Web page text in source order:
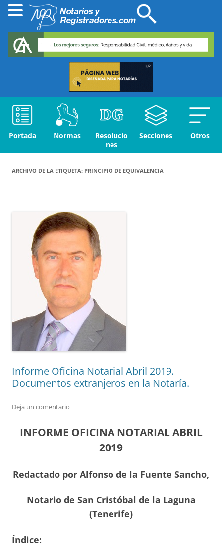
Portada Normas
Resolucio
nes
Secciones Otros
ARCHIVO DE LA ETIQUETA: PRINCIPIO DE EQUIVALENCIA
Informe Oficina Notarial Abril 2019.
Documentos extranjeros en la Notaría.
Deja un comentario
INFORME OFICINA NOTARIAL ABRIL
2019
Redactado por Alfonso de la Fuente Sancho,
Notario de San Cristóbal de la Laguna
(Tenerife)
Índice: